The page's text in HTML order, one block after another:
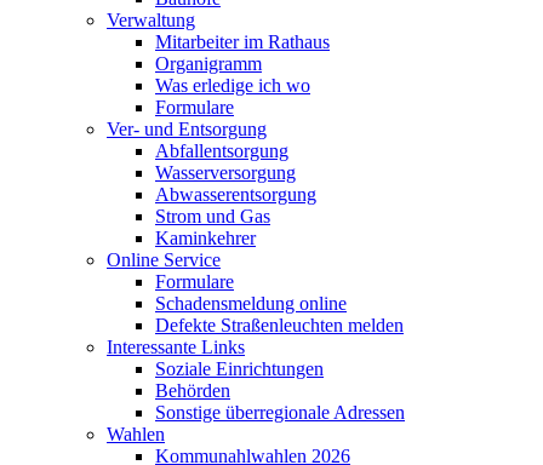
Verwaltung
Mitarbeiter im Rathaus
Organigramm
Was erledige ich wo
Formulare
Ver- und Entsorgung
Abfallentsorgung
Wasserversorgung
Abwasserentsorgung
Strom und Gas
Kaminkehrer
Online Service
Formulare
Schadensmeldung online
Defekte Straßenleuchten melden
Interessante Links
Soziale Einrichtungen
Behörden
Sonstige überregionale Adressen
Wahlen
Kommunahlwahlen 2026